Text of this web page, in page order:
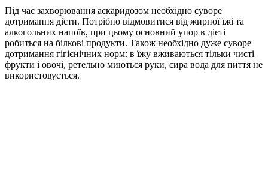
Під час захворювання аскаридозом необхідно суворе
дотримання дієти. Потрібно відмовитися від жирної їжі та
алкогольних напоїв, при цьому основний упор в дієті
робиться на білкові продукти. Також необхідно дуже суворе
дотримання гігієнічних норм: в їжу вживаються тільки чисті
фрукти і овочі, ретельно миються руки, сира вода для пиття не
використовується.